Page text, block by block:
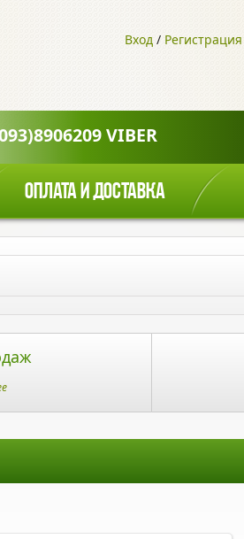
Вход / Регистрация
VIBER
ОПЛАТА И ДОСТАВКА